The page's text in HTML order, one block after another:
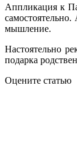
Аппликация к
мышление.
Настоятельно
подарка
Оцените статью